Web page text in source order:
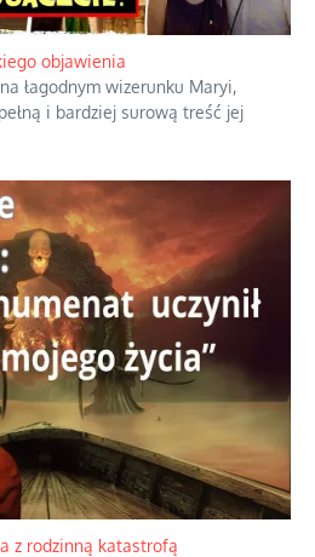
objawienia
łagodnym wizerunku Maryi,
i bardziej surową treść jej
z rodzinną katastrofą